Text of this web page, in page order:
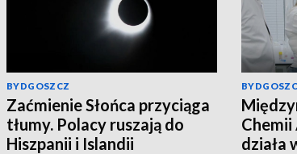
BYDGOSZCZ
Zaćmienie Słońca przyciąga
tłumy. Polacy ruszają do
Hiszpanii i Islandii
Chemii
działa